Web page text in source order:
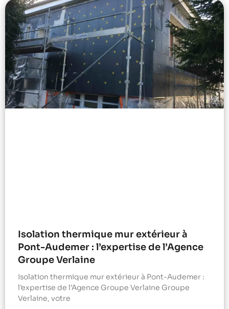
Isolation thermique mur extérieur à
Pont-Audemer : l’expertise de l’Agence
Groupe Verlaine
Isolation thermique mur extérieur à Pont-Audemer :
l’expertise de l’Agence Groupe Verlaine Groupe
Verlaine, votre